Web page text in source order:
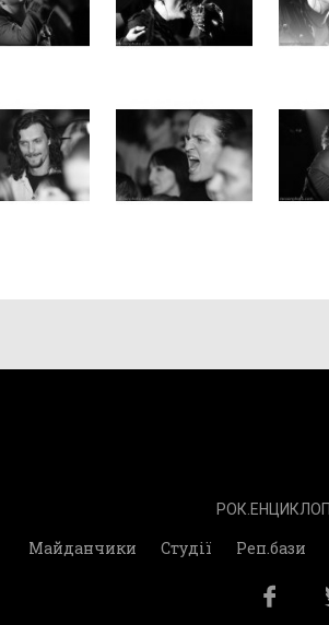
Майданчики Студії Реп.бази